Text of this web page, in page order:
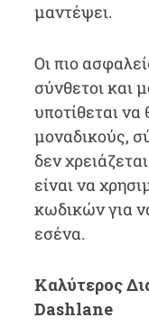
μαντέψει.
Οι πιο
σύνθετοι και
υποτίθεται
μοναδικούς,
δεν
είναι να
κωδικών για
εσένα.
Καλύτερος
Dashlane